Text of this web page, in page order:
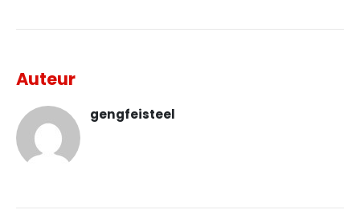
Auteur
gengfeisteel